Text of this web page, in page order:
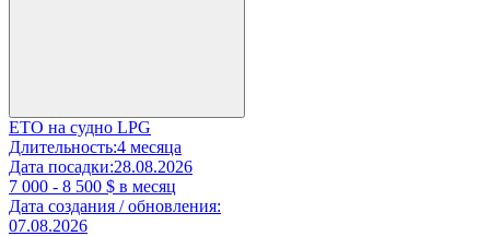
ETO на судно LPG
Длительность:4 месяца
Дата посадки:28.08.2026
7 000 - 8 500 $ в месяц
Дата создания / обновления:
07.08.2026